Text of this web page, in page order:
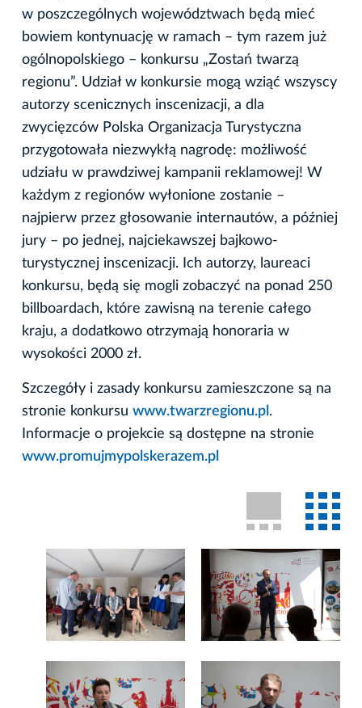
w poszczególnych województwach będą mieć
bowiem kontynuację w ramach – tym razem już
ogólnopolskiego – konkursu „Zostań twarzą
regionu”. Udział w konkursie mogą wziąć wszyscy
autorzy scenicznych inscenizacji, a dla
zwycięzców Polska Organizacja Turystyczna
przygotowała niezwykłą nagrodę: możliwość
udziału w prawdziwej kampanii reklamowej! W
każdym z regionów wyłonione zostanie –
najpierw przez głosowanie internautów, a później
jury – po jednej, najciekawszej bajkowo-
turystycznej inscenizacji. Ich autorzy, laureaci
konkursu, będą się mogli zobaczyć na ponad 250
billboardach, które zawisną na terenie całego
kraju, a dodatkowo otrzymają honoraria w
wysokości 2000 zł.
Szczegóły i zasady konkursu zamieszczone są na
stronie konkursu www.twarzregionu.pl .
Informacje o projekcie są dostępne na stronie
www.promujmypolskerazem.pl